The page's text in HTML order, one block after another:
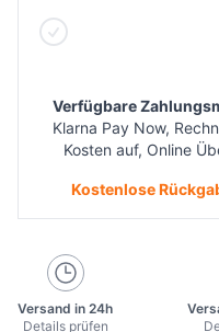
Verfügbare
Klarna Pay Now,
Kosten auf, Online
Kostenlose
Versand in 24h
Details prüfen